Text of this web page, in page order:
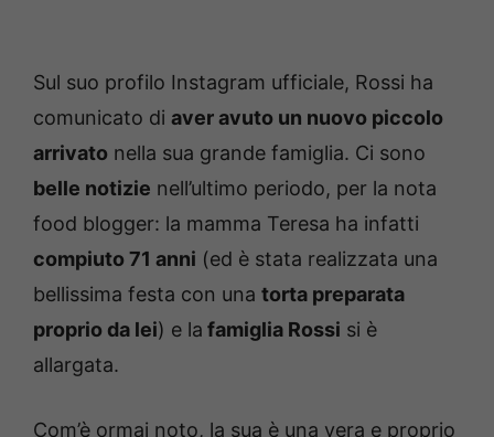
Sul suo profilo Instagram ufficiale, Rossi ha
comunicato di aver avuto un nuovo piccolo
arrivato nella sua grande famiglia. Ci sono
belle notizie nell’ultimo periodo, per la nota
food blogger: la mamma Teresa ha infatti
compiuto 71 anni (ed è stata realizzata una
bellissima festa con una torta preparata
proprio da lei) e la famiglia Rossi si è
allargata.
Com’è ormai noto, la sua è una vera e proprio